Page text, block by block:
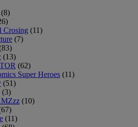
(8)
Crosing (11)
(7)
(13)
(62)
Super Heroes (11)
(51)
(3)
(10)
(11)